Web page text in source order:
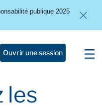
publique 2025
Ouvrir une session
les